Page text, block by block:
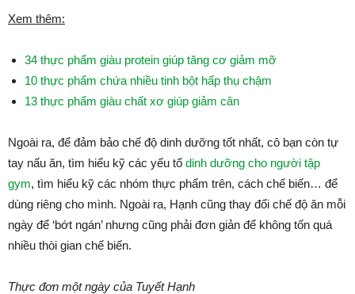
Xem thêm:
34 thực phẩm giàu protein giúp tăng cơ giảm mỡ
10 thực phẩm chứa nhiều tinh bột hấp thụ chậm
13 thực phẩm giàu chất xơ giúp giảm cân
Ngoài ra, để đảm bảo chế độ dinh dưỡng tốt nhất, cô bạn còn tự
tay nấu ăn, tìm hiểu kỹ các yếu tố dinh dưỡng cho người tập
gym, tìm hiểu kỹ các nhóm thực phẩm trên, cách chế biến… để
dùng riêng cho mình. Ngoài ra, Hạnh cũng thay đổi chế độ ăn mỗi
ngày để ‘bớt ngán’ nhưng cũng phải đơn giản để không tốn quá
nhiều thòi gian chế biến.
Thực đơn một ngày của Tuyết Hạnh